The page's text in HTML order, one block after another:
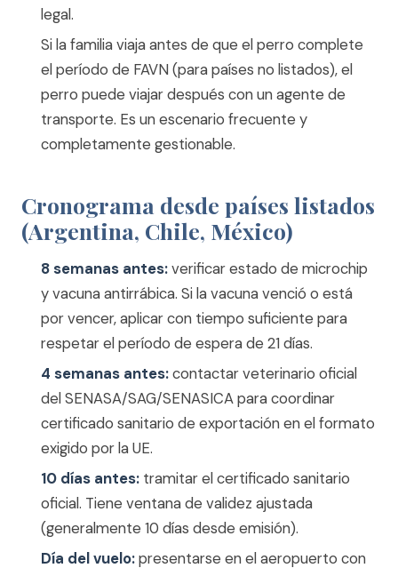
legal.
Si la familia viaja antes de que el perro complete
el período de FAVN (para países no listados), el
perro puede viajar después con un agente de
transporte. Es un escenario frecuente y
completamente gestionable.
Cronograma desde países listados
(Argentina, Chile, México)
8 semanas antes:verificar estado de microchip
y vacuna antirrábica. Si la vacuna venció o está
por vencer, aplicar con tiempo suficiente para
respetar el período de espera de 21 días.
4 semanas antes:contactar veterinario oficial
del SENASA/SAG/SENASICA para coordinar
certificado sanitario de exportación en el formato
exigido por la UE.
10 días antes: tramitar el certificado sanitario
oficial. Tiene ventana de validez ajustada
(generalmente 10 días desde emisión).
Día del vuelo:presentarse en el aeropuerto con